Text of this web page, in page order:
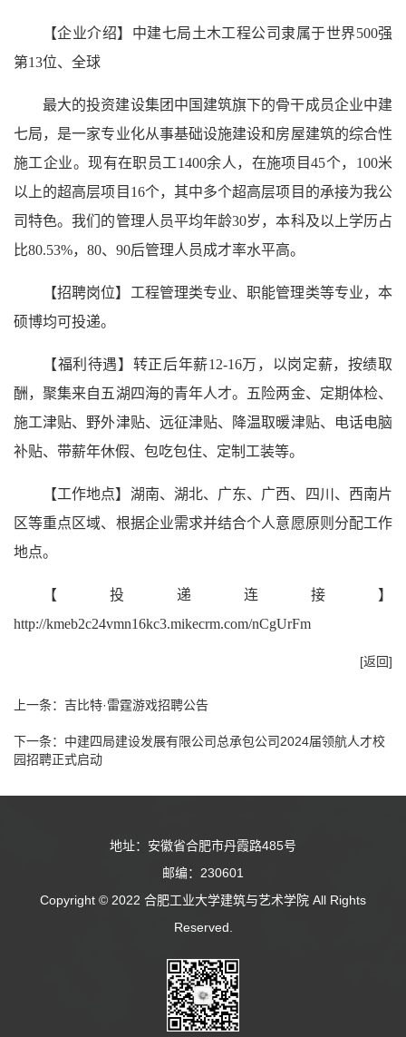
【企业介绍】中建七局土木工程公司隶属于世界500强
第13位、全球
最大的投资建设集团中国建筑旗下的骨干成员企业中建
七局，是一家专业化从事基础设施建设和房屋建筑的综合性
施工企业。现有在职员工1400余人，在施项目45个，100米
以上的超高层项目16个，其中多个超高层项目的承接为我公
司特色。我们的管理人员平均年龄30岁，本科及以上学历占
比80.53%，80、90后管理人员成才率水平高。
【招聘岗位】工程管理类专业、职能管理类等专业，本
硕博均可投递。
【福利待遇】转正后年薪12-16万，以岗定薪，按绩取
酬，聚集来自五湖四海的青年人才。五险两金、定期体检、
施工津贴、野外津贴、远征津贴、降温取暖津贴、电话电脑
补贴、带薪年休假、包吃包住、定制工装等。
【工作地点】湖南、湖北、广东、广西、四川、西南片
区等重点区域、根据企业需求并结合个人意愿原则分配工作
地点。
【投递连接】
http://kmeb2c24vmn16kc3.mikecrm.com/nCgUrFm
[返回]
上一条： 吉比特·雷霆游戏招聘公告
下一条： 中建四局建设发展有限公司总承包公司2024届领航人才校
园招聘正式启动
地址：安徽省合肥市丹霞路485号
邮编：230601
Copyright © 2022 合肥工业大学建筑与艺术学院 All Rights
Reserved.